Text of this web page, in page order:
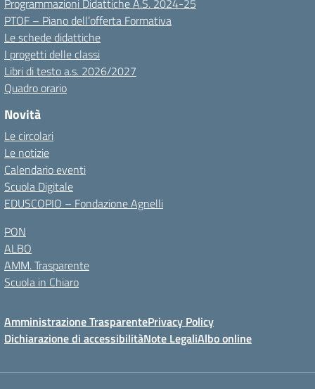
Programmazioni Didattiche A.S. 2024-25
PTOF – Piano dell’offerta Formativa
Le schede didattiche
I progetti delle classi
Libri di testo a.s. 2026/2027
Quadro orario
Novità
Le circolari
Le notizie
Calendario eventi
Scuola Digitale
EDUSCOPIO – Fondazione Agnelli
PON
ALBO
AMM. Trasparente
Scuola in Chiaro
Amministrazione TrasparentePrivacy Policy
Dichiarazione di accessibilitàNote LegaliAlbo online